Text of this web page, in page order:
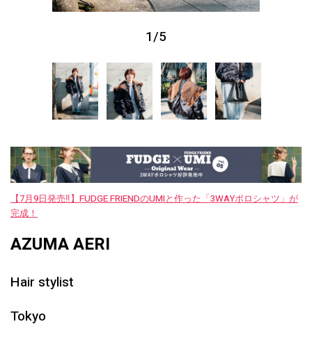
1/5
【7月9日発売‼︎】FUDGE FRIENDのUMIと作った「3WAYポロシャツ」が
完成！
AZUMA AERI
Hair stylist
Tokyo